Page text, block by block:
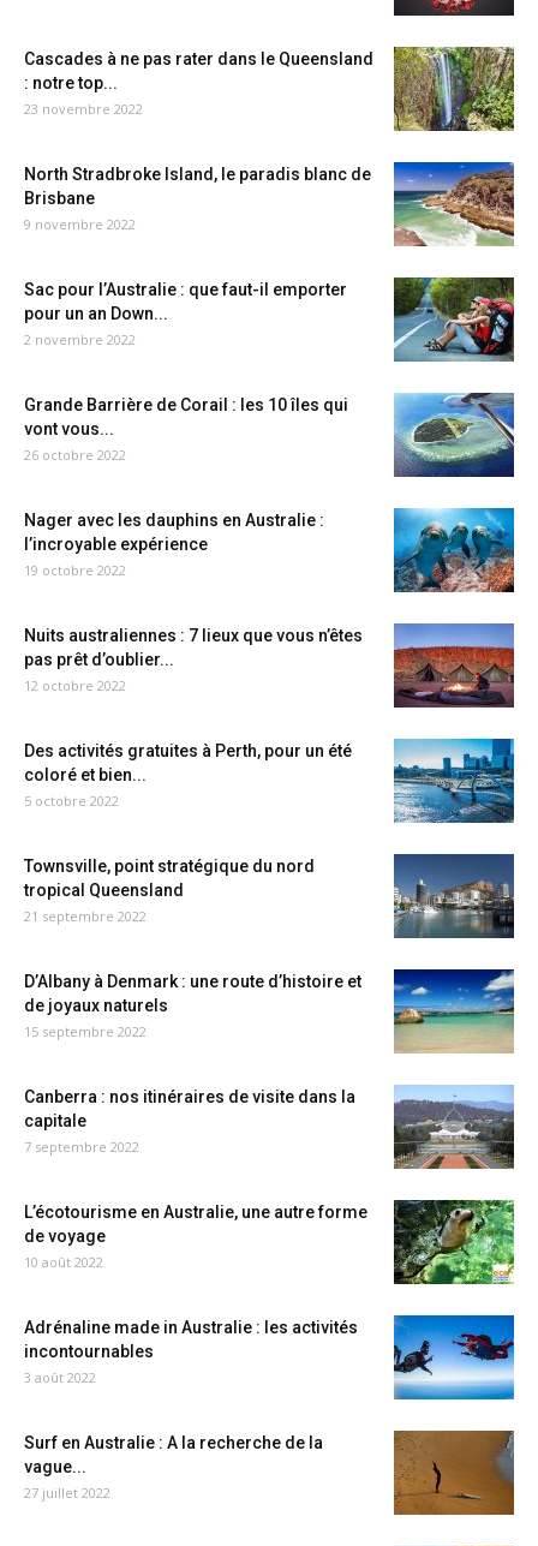
Cascades à ne pas rater dans le Queensland
: notre top...
23 novembre 2022
North Stradbroke Island, le paradis blanc de
Brisbane
9 novembre 2022
Sac pour l’Australie : que faut-il emporter
pour un an Down...
2 novembre 2022
Grande Barrière de Corail : les 10 îles qui
vont vous...
26 octobre 2022
Nager avec les dauphins en Australie :
l’incroyable expérience
19 octobre 2022
Nuits australiennes : 7 lieux que vous n’êtes
pas prêt d’oublier...
12 octobre 2022
Des activités gratuites à Perth, pour un été
coloré et bien...
5 octobre 2022
Townsville, point stratégique du nord
tropical Queensland
21 septembre 2022
D’Albany à Denmark : une route d’histoire et
de joyaux naturels
15 septembre 2022
Canberra : nos itinéraires de visite dans la
capitale
7 septembre 2022
L’écotourisme en Australie, une autre forme
de voyage
10 août 2022
Adrénaline made in Australie : les activités
incontournables
3 août 2022
Surf en Australie : A la recherche de la
vague...
27 juillet 2022